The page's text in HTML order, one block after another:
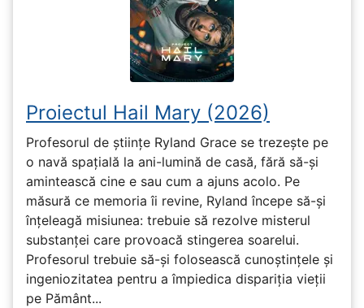
Proiectul Hail Mary (2026)
Profesorul de științe Ryland Grace se trezește pe
o navă spațială la ani-lumină de casă, fără să-și
amintească cine e sau cum a ajuns acolo. Pe
măsură ce memoria îi revine, Ryland începe să-și
înțeleagă misiunea: trebuie să rezolve misterul
substanței care provoacă stingerea soarelui.
Profesorul trebuie să-și folosească cunoștințele și
ingeniozitatea pentru a împiedica dispariția vieții
pe Pământ...